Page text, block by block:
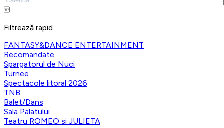
Filtrează rapid
FANTASY&DANCE ENTERTAINMENT
Recomandate
Spargatorul de Nuci
Turnee
Spectacole litoral 2026
TNB
Balet/Dans
Sala Palatului
Teatru ROMEO si JULIETA